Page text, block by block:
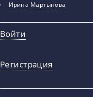
Ирина Мартынова
Войти
Регистрация